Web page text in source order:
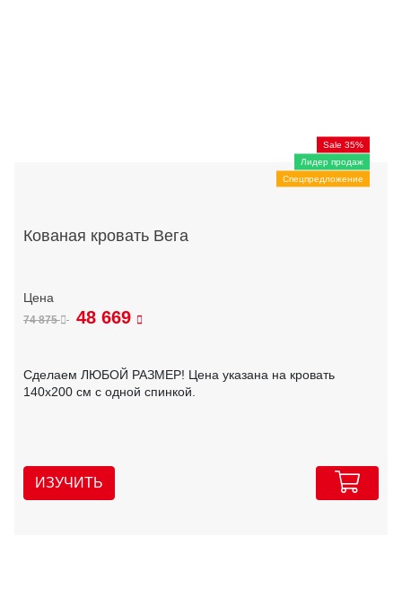
Sale 35%
Лидер продаж
Спецпредложение
Кованая кровать Вега
74 875 48 669
Сделаем ЛЮБОЙ РАЗМЕР! Цена указана на кровать
140х200 см с одной спинкой.
ИЗУЧИТЬ